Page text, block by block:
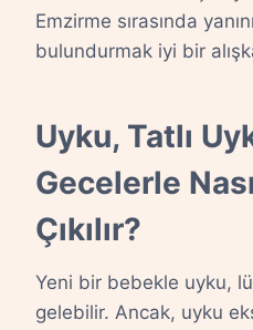
Emzirme sırasında
bulundurmak iyi bir
Uyku, Tatlı
Gecelerle
Çıkılır?
Yeni bir bebekle uyku,
gelebilir. Ancak, uyku